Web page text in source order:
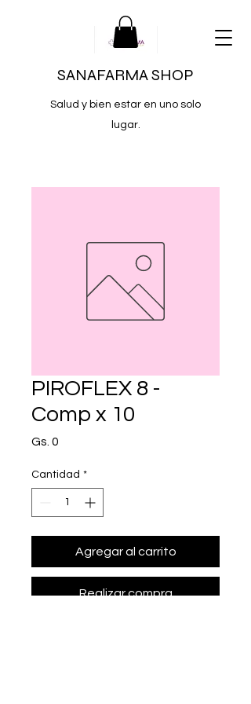
SANAFARMA SHOP
Salud y bien estar en uno solo
lugar.
PIROFLEX 8 -
Comp x 10
Gs. 0
Cantidad *
Agregar al carrito
Realizar compra